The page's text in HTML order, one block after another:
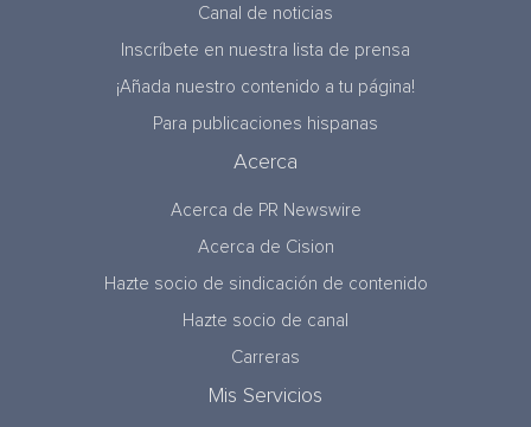
Canal de noticias
Inscríbete en nuestra lista de prensa
¡Añada nuestro contenido a tu página!
Para publicaciones hispanas
Acerca
Acerca de PR Newswire
Acerca de Cision
Hazte socio de sindicación de contenido
Hazte socio de canal
Carreras
Mis Servicios